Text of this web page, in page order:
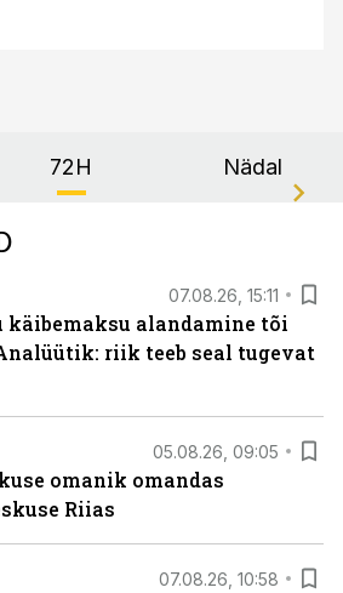
72H Nädal
07.08.26, 15:11
käibemaksu alandamine tõi
riik teeb seal tugevat
05.08.26, 09:05
omanik omandas
Riias
07.08.26, 10:58